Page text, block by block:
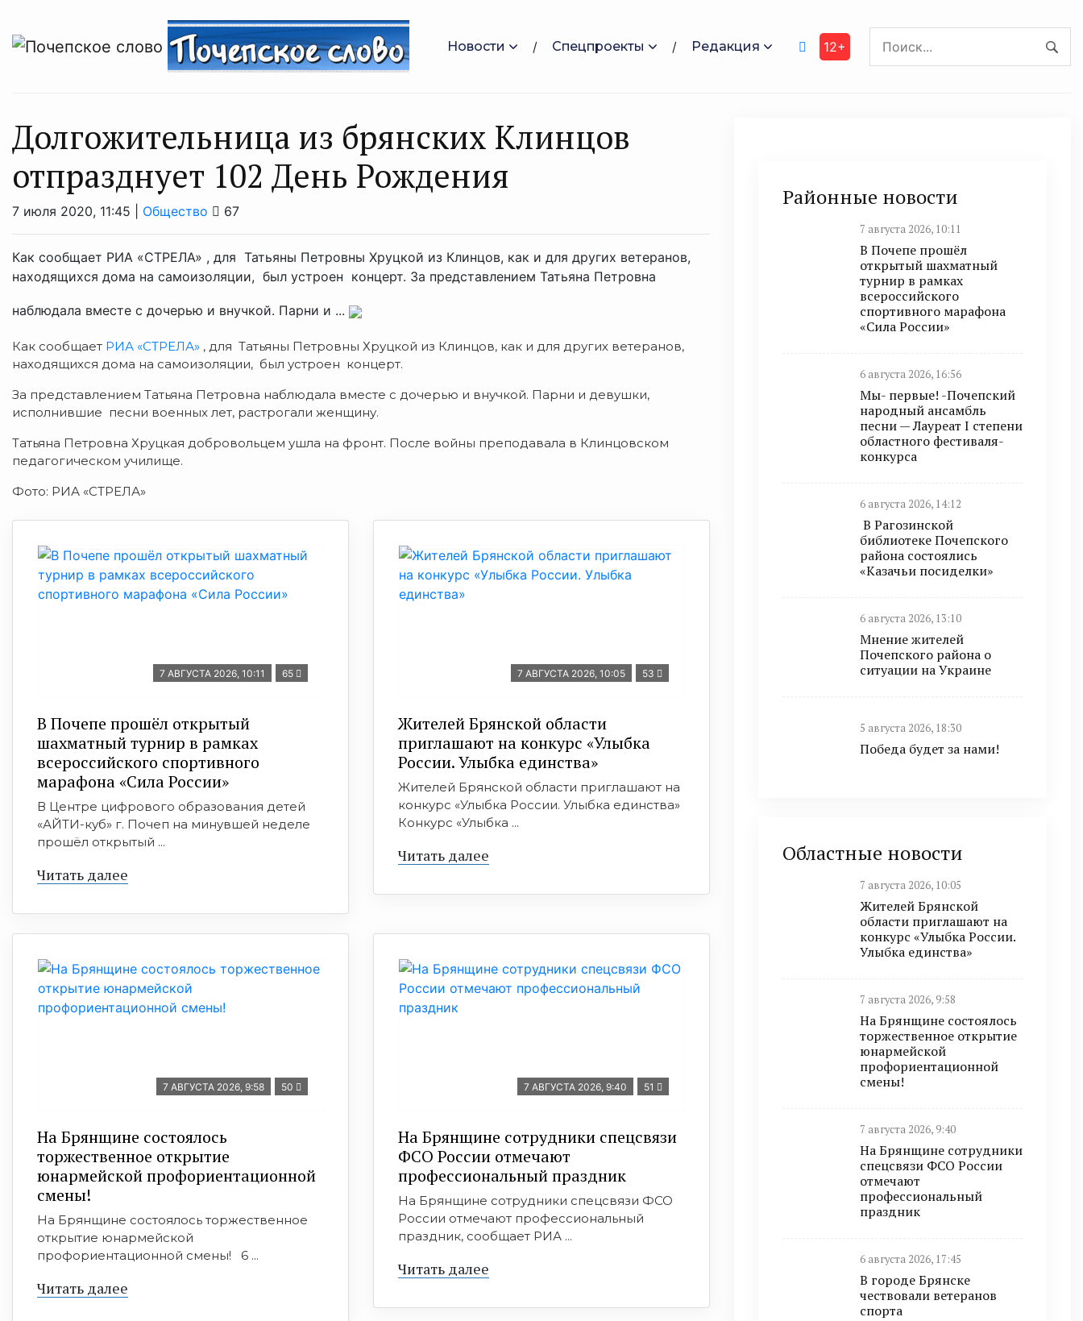
Новости Спецпроекты Редакция 12+
Долгожительница из брянских Клинцов
отпразднует 102 День Рождения
7 июля 2020, 11:45 | Общество 67
Как сообщает РИА «СТРЕЛА» , для Татьяны Петровны Хруцкой из Клинцов, как и для других ветеранов,
находящихся дома на самоизоляции, был устроен концерт. За представлением Татьяна Петровна
наблюдала вместе с дочерью и внучкой. Парни и ...
Как сообщает РИА «СТРЕЛА» , для Татьяны Петровны Хруцкой из Клинцов, как и для других ветеранов,
находящихся дома на самоизоляции, был устроен концерт.
За представлением Татьяна Петровна наблюдала вместе с дочерью и внучкой. Парни и девушки,
исполнившие песни военных лет, растрогали женщину.
Татьяна Петровна Хруцкая добровольцем ушла на фронт. После войны преподавала в Клинцовском
педагогическом училище.
Фото: РИА «СТРЕЛА»
7 АВГУСТА 2026, 10:11 65
В Почепе прошёл открытый
шахматный турнир в рамках
всероссийского спортивного
марафона «Сила России»
В Центре цифрового образования детей
«АЙТИ-куб» г. Почеп на минувшей неделе
прошёл открытый ...
Читать далее
7 АВГУСТА 2026, 10:05 53
Жителей Брянской области
приглашают на конкурс «Улыбка
России. Улыбка единства»
Жителей Брянской области приглашают на
конкурс «Улыбка России. Улыбка единства»
Конкурс «Улыбка ...
Читать далее
7 АВГУСТА 2026, 9:58 50
На Брянщине состоялось
торжественное открытие
юнармейской профориентационной
смены!
На Брянщине состоялось торжественное
открытие юнармейской
профориентационной смены! 6 ...
Читать далее
7 АВГУСТА 2026, 9:40 51
На Брянщине сотрудники спецсвязи
ФСО России отмечают
профессиональный праздник
На Брянщине сотрудники спецсвязи ФСО
России отмечают профессиональный
праздник, сообщает РИА ...
Читать далее
Районные новости
7 августа 2026, 10:11
В Почепе прошёл
открытый шахматный
турнир в рамках
всероссийского
спортивного марафона
«Сила России»
6 августа 2026, 16:56
Мы- первые! -Почепский
народный ансамбль
песни — Лауреат I степени
областного фестиваля-
конкурса
6 августа 2026, 14:12
В Рагозинской
библиотеке Почепского
района состоялись
«Казачьи посиделки»
6 августа 2026, 13:10
Мнение жителей
Почепского района о
ситуации на Украине
5 августа 2026, 18:30
Победа будет за нами!
Областные новости
7 августа 2026, 10:05
Жителей Брянской
области приглашают на
конкурс «Улыбка России.
Улыбка единства»
7 августа 2026, 9:58
На Брянщине состоялось
торжественное открытие
юнармейской
профориентационной
смены!
7 августа 2026, 9:40
На Брянщине сотрудники
спецсвязи ФСО России
отмечают
профессиональный
праздник
6 августа 2026, 17:45
В городе Брянске
чествовали ветеранов
спорта